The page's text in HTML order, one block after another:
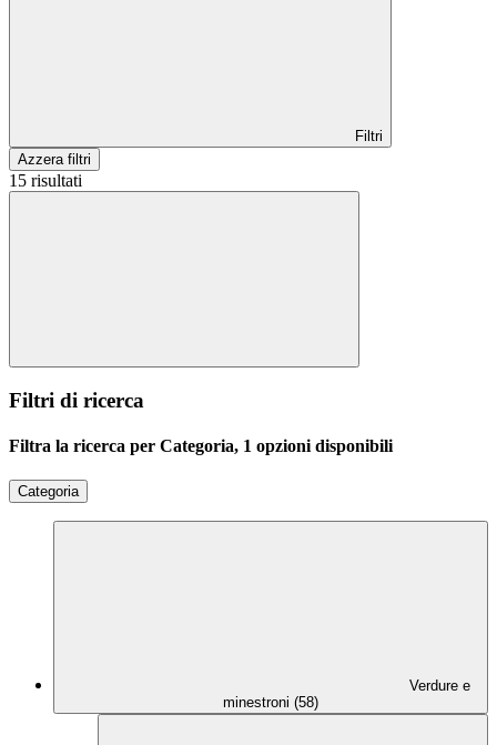
Filtri
Azzera filtri
15 risultati
Filtri di ricerca
Filtra la ricerca per Categoria, 1 opzioni disponibili
Categoria
Verdure e
minestroni (58)